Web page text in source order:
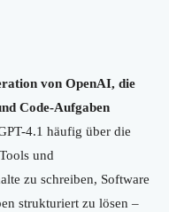
von OpenAI, die
Code-Aufgaben
4.1 häufig über die
und
zu schreiben, Software
strukturiert zu lösen –